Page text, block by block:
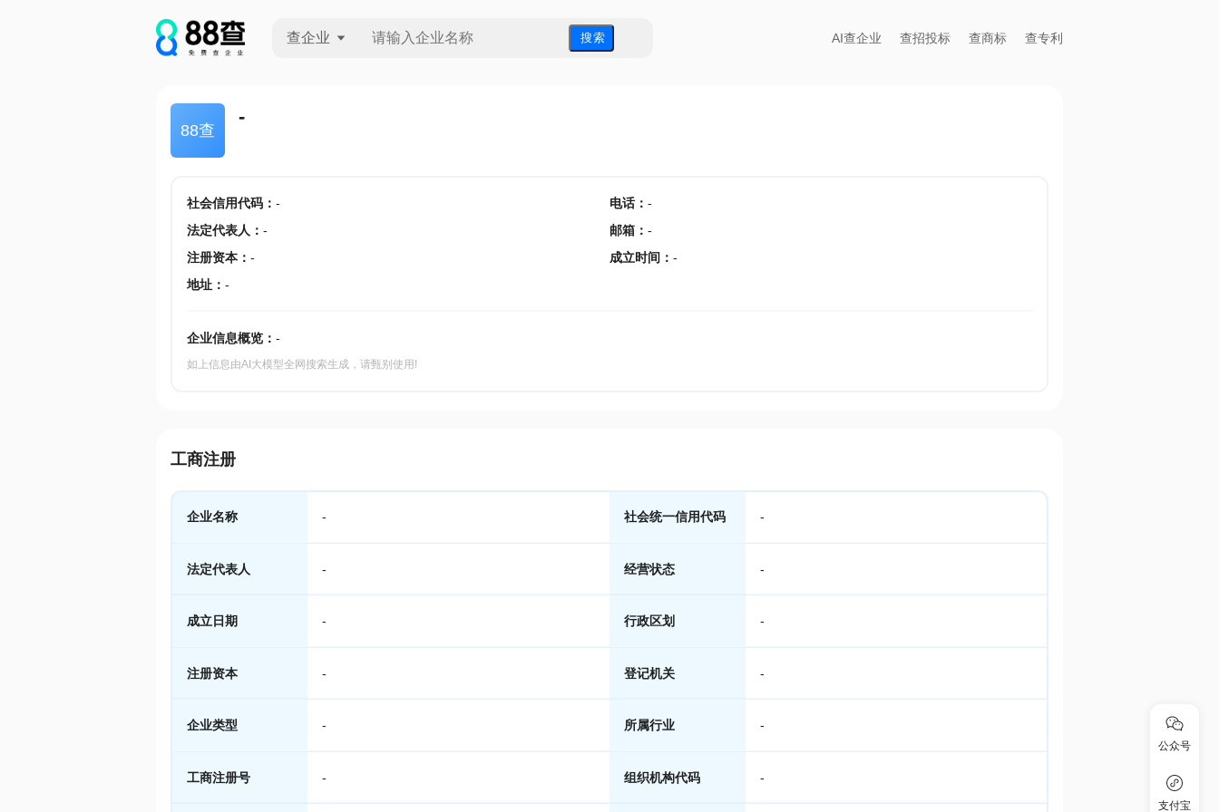
查企业 搜 索 AI查企业 查招投标 查商标 查专利
88查
-
社会信用代码： - 电话： -
法定代表人 ： - 邮箱 ： -
注册资本： - 成立时间 ： -
地址： -
企业信息概览： -
如上信息由AI大模型全网搜索生成，请甄别使用!
工商注册
企业名称 - 社会统一信用代码 -
法定代表人 - 经营状态 -
成立日期 - 行政区划 -
注册资本 - 登记机关 -
企业类型 - 所属行业 -
工商注册号 - 组织机构代码 -
公众号
支付宝